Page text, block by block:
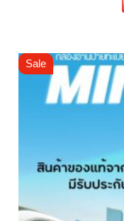
Sale